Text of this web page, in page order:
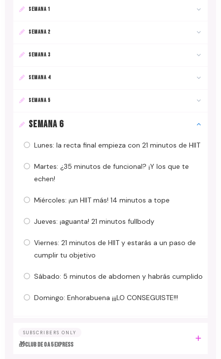
SEMANA 1
SEMANA 2
SEMANA 3
SEMANA 4
SEMANA 5
SEMANA 6
Lunes: la recta final empieza con 21 minutos de HIIT
Martes: ¿35 minutos de funcional? ¡Y los que te
echen!
Miércoles: ¡un HIIT más! 14 minutos a tope
Jueves: ¡aguanta! 21 minutos fullbody
Viernes: 21 minutos de HIIT y estarás a un paso de
cumplir tu objetivo
Sábado: 5 minutos de abdomen y habrás cumplido
Domingo: Enhorabuena ¡¡¡LO CONSEGUISTE!!!
SUBSCRIBERS ONLY
🎁Club de 0 a 5 EXPRESS